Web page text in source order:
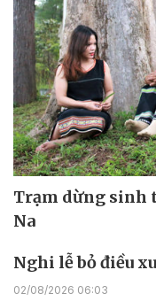
Trạm dừng sinh
Na
Nghi lễ bỏ điều
02/08/2026 06:03